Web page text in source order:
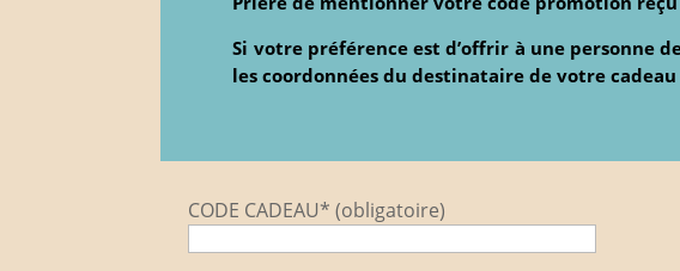
Si votre préférence est d’offrir à une personne
les coordonnées du destinataire de votre
CODE CADEAU* (obligatoire)